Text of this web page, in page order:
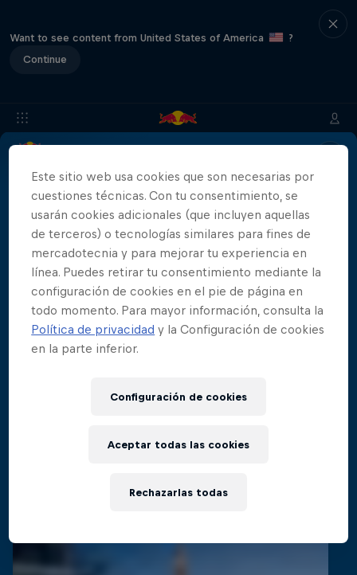
Want to see content from United States of America
?
Continue
Info Ubicación Saltadores Resultados Historia
Patrocinadores
Películas y Shows
444 Days
Series
Videos relacionados
Este sitio web usa cookies que son necesarias por
cuestiones técnicas. Con tu consentimiento, se
usarán cookies adicionales (que incluyen aquellas
de terceros) o tecnologías similares para fines de
mercadotecnia y para mejorar tu experiencia en
línea. Puedes retirar tu consentimiento mediante la
configuración de cookies en el pie de página en
todo momento. Para mayor información, consulta la
Política de privacidad y la Configuración de cookies
en la parte inferior.
Configuración de cookies
Rechazarlas todas
Aceptar todas las cookies